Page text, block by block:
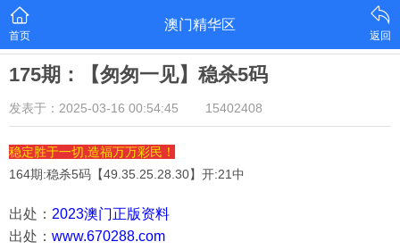
首页
澳门精华区
返回
175期：【匆匆一见】稳杀5码
发表于：2025-03-16 00:54:45 15402408
稳定胜于一切,造福万万彩民！
164期:稳杀5码【49.35.25.28.30】开:21中
出处： 2023澳门正版资料
出处： www.670288.com